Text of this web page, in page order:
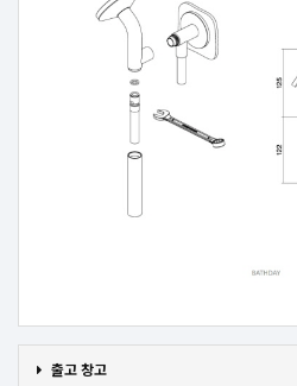
출고 창고